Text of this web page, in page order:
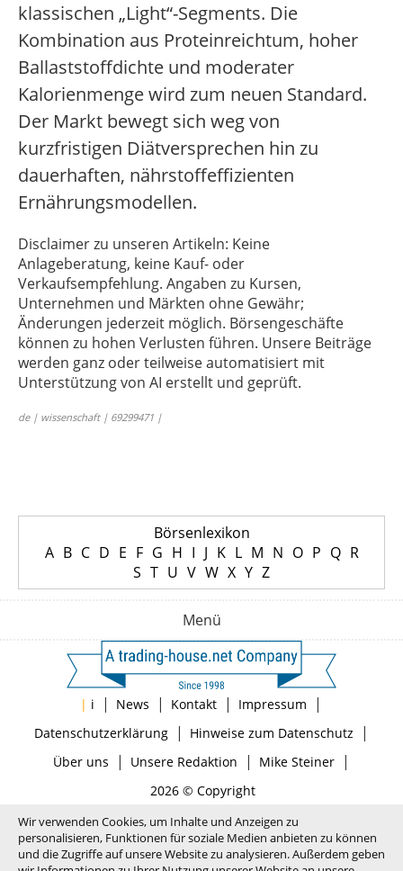
klassischen „Light“-Segments. Die
Kombination aus Proteinreichtum, hoher
Ballaststoffdichte und moderater
Kalorienmenge wird zum neuen Standard.
Der Markt bewegt sich weg von
kurzfristigen Diätversprechen hin zu
dauerhaften, nährstoffeffizienten
Ernährungsmodellen.
Disclaimer zu unseren Artikeln: Keine
Anlageberatung, keine Kauf- oder
Verkaufsempfehlung. Angaben zu Kursen,
Unternehmen und Märkten ohne Gewähr;
Änderungen jederzeit möglich. Börsengeschäfte
können zu hohen Verlusten führen. Unsere Beiträge
werden ganz oder teilweise automatisiert mit
Unterstützung von AI erstellt und geprüft.
de | wissenschaft | 69299471 |
Börsenlexikon
A B C D E F G H I J K L M N O P Q R
S T U V W X Y Z
Menü
| i | News | Kontakt | Impressum |
Datenschutzerklärung| Hinweise zum Datenschutz |
Über uns | Unsere Redaktion | Mike Steiner|
2026 © Copyright
Wir verwenden Cookies, um Inhalte und Anzeigen zu
personalisieren, Funktionen für soziale Medien anbieten zu können
und die Zugriffe auf unsere Website zu analysieren. Außerdem geben